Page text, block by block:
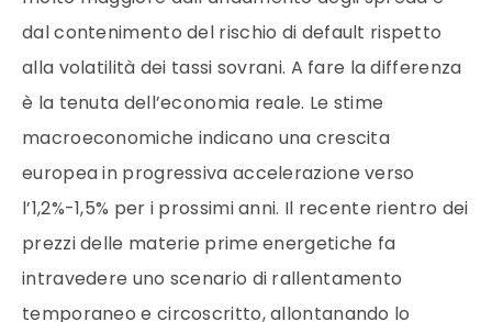
dal contenimento del rischio di default rispetto
alla volatilità dei tassi sovrani. A fare la differenza
è la tenuta dell’economia reale. Le stime
macroeconomiche indicano una crescita
europea in progressiva accelerazione verso
l’1,2%-1,5% per i prossimi anni. Il recente rientro dei
prezzi delle materie prime energetiche fa
intravedere uno scenario di rallentamento
temporaneo e circoscritto, allontanando lo